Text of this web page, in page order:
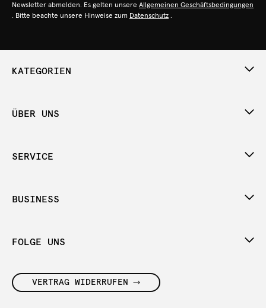
Newsletter abmelden. Es gelten unsere Allgemeinen Geschäftsbedingungen
. Bitte beachte unsere Hinweise zum Datenschutz .
KATEGORIEN
ÜBER UNS
SERVICE
BUSINESS
FOLGE UNS
VERTRAG WIDERRUFEN